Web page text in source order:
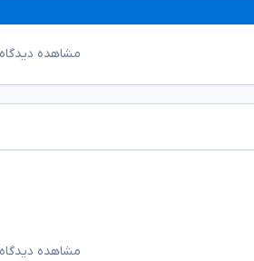
مشاهده
مشاهده